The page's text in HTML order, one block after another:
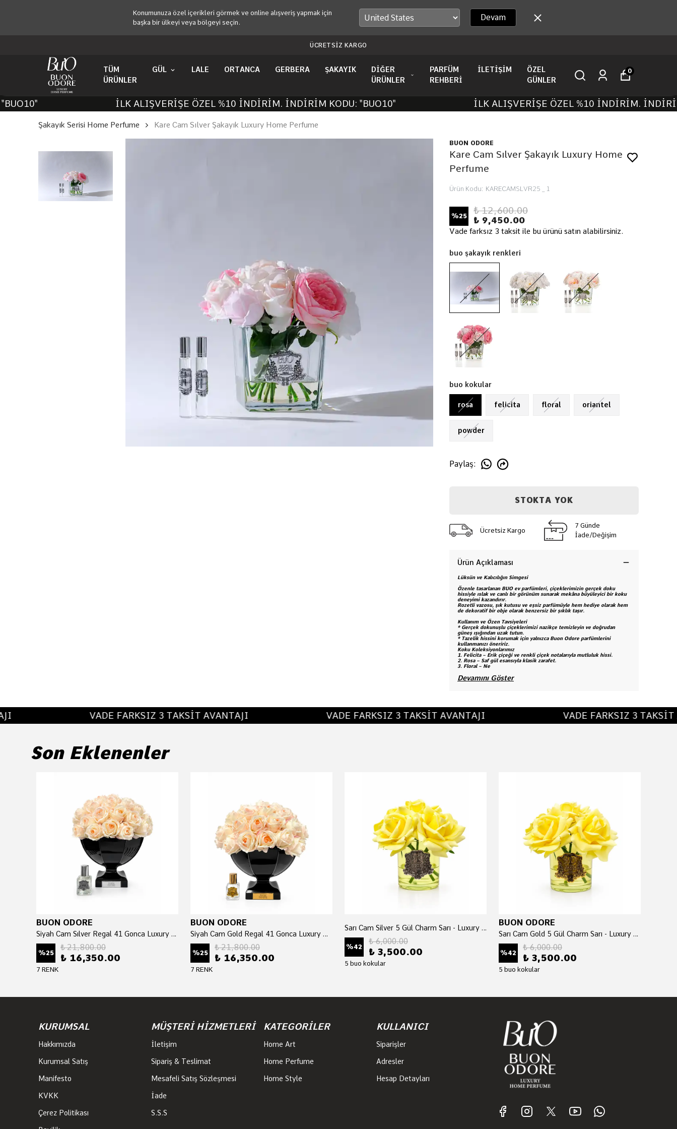
Konumunuza özel içerikleri görmek ve online alışveriş yapmak için
başka bir ülkeyi veya bölgeyi seçin.
Devam
TÜM ÜRÜNLERDE 6 TAKSİT İMKANI
TÜM
ÜRÜNLER
GÜL LALE ORTANCA GERBERA ŞAKAYIK
DİĞER
ÜRÜNLER
PARFÜM
REHBERİ
İLETİŞİM
ÖZEL
GÜNLER
0
İLK ALIŞVERİŞE ÖZEL %10 İNDİRİM. İNDİRİM KODU: "BUO10" İLK ALIŞVERİŞE ÖZEL %10 İNDİRİM. İNDİRİM
Şakayık Serisi Home Perfume Kare Cam Sılver Şakayık Luxury Home Perfume
BUON ODORE
Kare Cam Sılver Şakayık Luxury Home
Perfume
Ürün Kodu: KARECAMSLVR25 _ 1
%25 ₺ 12,600.00
₺ 9,450.00
Vade farksız 3 taksit ile bu ürünü satın alabilirsiniz.
buo şakayık renkleri
buo kokular
rosa felicita floral oriantel
powder
Paylaş:
STOKTA YOK
Ücretsiz Kargo
7 Günde
İade/Değişim
Ürün Açıklaması
Lüksün ve Kalıcılığın Simgesi
Özenle tasarlanan BUO ev parfümleri, çiçeklerimizin gerçek doku
hissiyle ıslak ve canlı bir görünüm sunarak mekâna büyüleyici bir koku
deneyimi kazandırır.
Rozetli vazosu, şık kutusu ve eşsiz parfümüyle hem hediye olarak hem
de dekoratif bir obje olarak benzersiz bir şıklık taşır.
Kullanım ve Özen Tavsiyeleri
* Gerçek dokunuşlu çiçeklerimizi nazikçe temizleyin ve doğrudan
güneş ışığından uzak tutun.
* Tazelik hissini korumak için yalnızca Buon Odore parfümlerini
kullanmanızı öneririz.
Koku Koleksiyonlarımız
1. Felicita – Erik çiçeği ve renkli çiçek notalarıyla mutluluk hissi.
2. Rosa – Saf gül esansıyla klasik zarafet.
3. Floral – Ne
Devamını Göster
VADE FARKSIZ 3 TAKSİT AVANTAJI VADE FARKSIZ 3 TAKSİT AVANTAJI VADE FARKSIZ 3 TAKSİT
Son Eklenenler
BUON ODORE
Siyah Cam Sılver Regal 41 Gonca Luxury Home Perfume
%25
₺ 21,800.00
₺ 16,350.00
7 RENK
BUON ODORE
Siyah Cam Gold Regal 41 Gonca Luxury Home Perfume
%25
₺ 21,800.00
₺ 16,350.00
7 RENK
Sarı Cam Silver 5 Gül Charm Sarı - Luxury Home Perfume
%42
₺ 6,000.00
₺ 3,500.00
5 buo kokular
BUON ODORE
Sarı Cam Gold 5 Gül Charm Sarı - Luxury Home Perfume
%42
₺ 6,000.00
₺ 3,500.00
5 buo kokular
KURUMSAL
Hakkımızda
Kurumsal Satış
Manifesto
KVKK
Çerez Politikası
MÜŞTERİ HİZMETLERİ
İletişim
Sipariş & Teslimat
Mesafeli Satış Sözleşmesi
İade
S.S.S
KATEGORİLER
Home Art
Home Perfume
Home Style
KULLANICI
Siparişler
Adresler
Hesap Detayları